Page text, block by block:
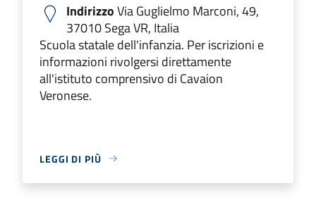
IndirizzoVia Guglielmo Marconi, 49,
37010 Sega VR, Italia
Scuola statale dell'infanzia. Per iscrizioni e
informazioni rivolgersi direttamente
all'istituto comprensivo di Cavaion
Veronese.
LEGGI DI PIÙ